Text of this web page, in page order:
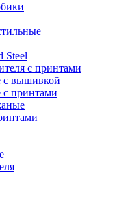
Steel
с принтами
с вышивкой
с принтами